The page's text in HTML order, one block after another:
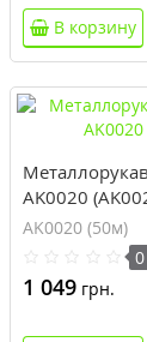
В корзину
AK0020
AK0020 (50м)
0
1 049 грн.